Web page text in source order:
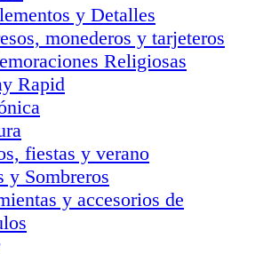
y Detalles
monederos y tarjeteros
Religiosas
Rapid
fiestas y verano
y Sombreros
y accesorios de